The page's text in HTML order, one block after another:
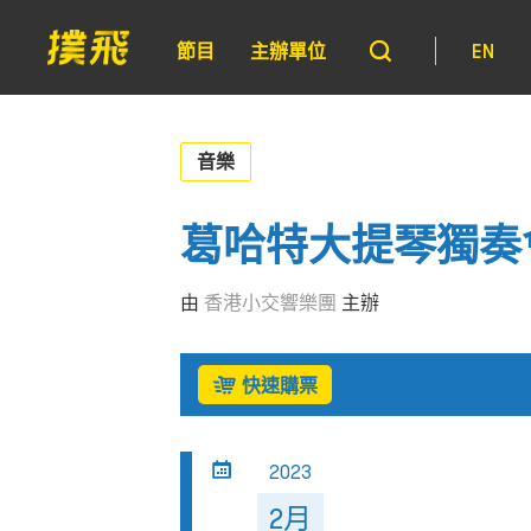
節目 主辦單位 EN
音樂
葛哈特大提琴獨
由 香港小交響樂團 主辦
快速購票
2023
2月